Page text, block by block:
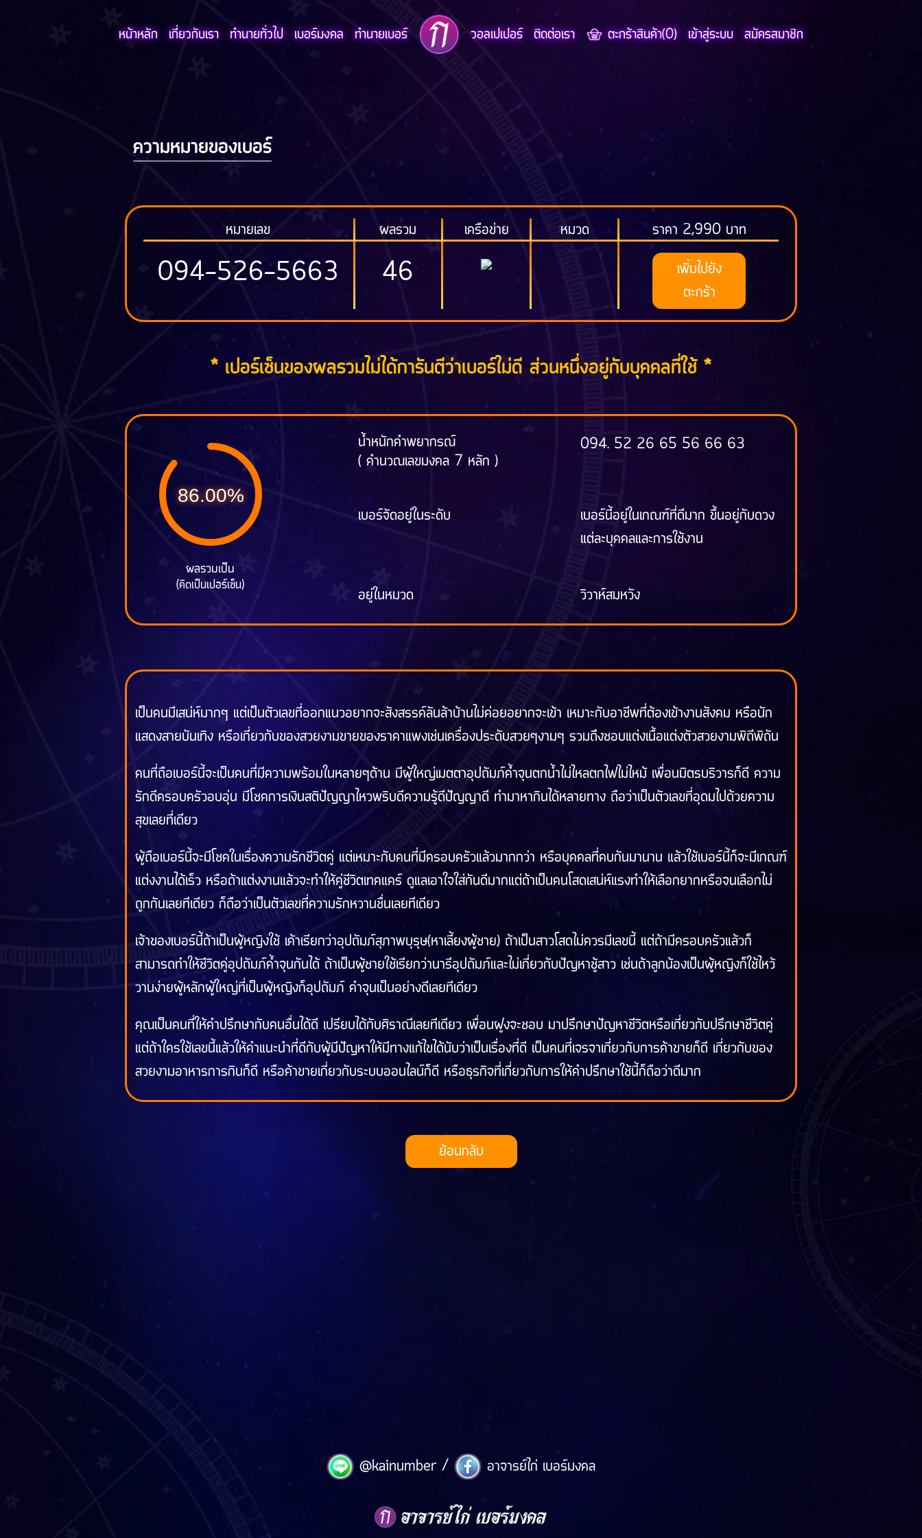
หน้าหลัก เกี่ยวกับเรา ทำนายทั่วไป เบอร์มงคล ทำนายเบอร์ วอลเปเปอร์ ติดต่อเรา ตะกร้าสินค้า(0) เข้าสู่ระบบ สมัครสมาชิก
ความหมายของเบอร์
หมายเลข ผลรวม เครือข่าย หมวด ราคา 2,990 บาท
094-526-5663 46
เพิ่มไปยัง
ตะกร้า
* เปอร์เซ็นของผลรวมไม่ได้การันตีว่าเบอร์ไม่ดี ส่วนหนึ่งอยู่กับบุคคลที่ใช้ *
86.00%
ผลรวมเป็น
(คิดเป็นเปอร์เซ็น)
น้ำหนักคำพยากรณ์
( คำนวณเลขมงคล 7 หลัก )
094. 52 26 65 56 66 63
เบอร์จัดอยู่ในระดับ
เบอร์นี้อยู่ในเกณฑ์ที่ดีมาก ขึ้นอยู่กับดวง
แต่ละบุคคลและการใช้งาน
อยู่ในหมวด วิวาห์สมหวัง
เป็นคนมีเสน่ห์มากๆ แต่เป็นตัวเลขที่ออกแนวอยากจะสังสรรค์ลันล้าบ้านไม่ค่อยอยากจะเข้า เหมาะกับอาชีพที่ต้องเข้างานสังคม หรือนัก
แสดงสายบันเทิง หรือเกี่ยวกับของสวยงามขายของราคาแพงเช่นเครื่องประดับสวยๆงามๆ รวมถึงชอบแต่งเนื้อแต่งตัวสวยงามพิถีพิถัน
คนที่ถือเบอร์นี้จะเป็นคนที่มีความพร้อมในหลายๆด้าน มีผู้ใหญ่เมตตาอุปถัมภ์ค้ำจุนตกน้ำไม่ไหลตกไฟไม่ไหม้ เพื่อนมิตรบริวารก็ดี ความ
รักดีครอบครัวอบอุ่น มีโชคการเงินสติปัญญาไหวพริบดีความรู้ดีปัญญาดี ทำมาหากินได้หลายทาง ถือว่าเป็นตัวเลขที่อุดมไปด้วยความ
สุขเลยที่เดียว
ผู้ถือเบอร์นี้จะมีโชคในเรื่องความรักชีวิตคู่ แต่เหมาะกับคนที่มีครอบครัวแล้วมากกว่า หรือบุคคลที่คบกันมานาน แล้วใช้เบอร์นี้ก็จะมีเกณฑ์
แต่งงานได้เร็ว หรือถ้าแต่งงานแล้วจะทำให้คู่ชีวิตเทคแคร์ ดูแลเอาใจใส่กันดีมากแต่ถ้าเป็นคนโสดเสน่ห์แรงทำให้เลือกยากหรือจนเลือกไม่
ถูกกันเลยทีเดียว ก็ถือว่าเป็นตัวเลขที่ความรักหวานชื่นเลยทีเดียว
เจ้าของเบอร์นี้ถ้าเป็นผู้หญิงใช้ เค้าเรียกว่าอุปถัมภ์สุภาพบุรุษ(หาเลี้ยงผู้ชาย) ถ้าเป็นสาวโสดไม่ควรมีเลขนี้ แต่ถ้ามีครอบครัวแล้วก็
สามารถทำให้ชีวิตคู่อุปถัมภ์ค้ำจุนกันได้ ถ้าเป็นผู้ชายใช้เรียกว่านารีอุปถัมภ์และไม่เกี่ยวกับปัญหาชู้สาว เช่นถ้าลูกน้องเป็นผู้หญิงก็ใช้ไหว้
วานง่ายผู้หลักผู้ใหญ่ที่เป็นผู้หญิงก็อุปถัมภ์ คำจุนเป็นอย่างดีเลยทีเดียว
คุณเป็นคนที่ให้คำปรึกษากับคนอื่นได้ดี เปรียบได้กับศิราณีเลยทีเดียว เพื่อนฝูงจะชอบ มาปรึกษาปัญหาชีวิตหรือเกี่ยวกับปรึกษาชีวิตคู่
แต่ถ้าใครใช้เลขนี้แล้วให้คำแนะนำที่ดีกับผู้มีปัญหาให้มีทางแก้ไขได้นับว่าเป็นเรื่องที่ดี เป็นคนที่เจรจาเกี่ยวกับการค้าขายก็ดี เกี่ยวกับของ
สวยงามอาหารการกินก็ดี หรือค้าขายเกี่ยวกับระบบออนไลน์ก็ดี หรือธุรกิจที่เกี่ยวกับการให้คำปรึกษาใช้นี้ก็ถือว่าดีมาก
ย้อนกลับ
@kainumber / อาจารย์ไก่ เบอร์มงคล